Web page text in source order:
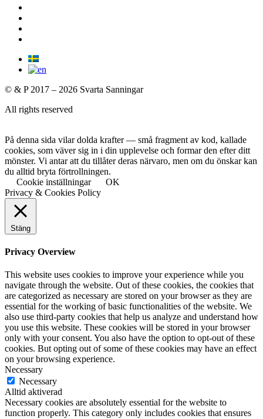
© & P 2017 – 2026 Svarta Sanningar
All rights reserved
På denna sida vilar dolda krafter — små fragment av kod, kallade
cookies, som väver sig in i din upplevelse och formar den efter ditt
mönster. Vi antar att du tillåter deras närvaro, men om du önskar kan
du alltid bryta förtrollningen.
Cookie inställningar
OK
Privacy & Cookies Policy
Stäng
Privacy Overview
This website uses cookies to improve your experience while you
navigate through the website. Out of these cookies, the cookies that
are categorized as necessary are stored on your browser as they are
essential for the working of basic functionalities of the website. We
also use third-party cookies that help us analyze and understand how
you use this website. These cookies will be stored in your browser
only with your consent. You also have the option to opt-out of these
cookies. But opting out of some of these cookies may have an effect
on your browsing experience.
Necessary
Necessary
Alltid aktiverad
Necessary cookies are absolutely essential for the website to
function properly. This category only includes cookies that ensures